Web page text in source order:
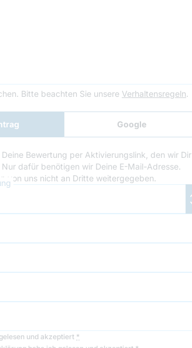
Bitte beachten Sie unsere Verhaltensregeln.
Google
Anmeldung
Bewertung per Aktivierungslink, den wir Dir
dafür benötigen wir Deine E-Mail-Adresse.
von uns nicht an Dritte weitergegeben.
und akzeptiert *